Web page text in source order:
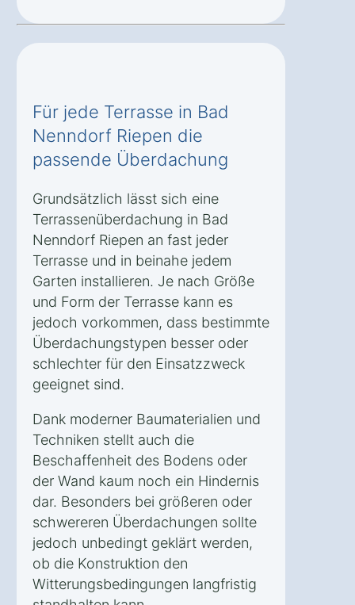
Für jede Terrasse in Bad
Nenndorf Riepen die
passende Überdachung
Grundsätzlich lässt sich eine
Terrassenüberdachung in Bad
Nenndorf Riepen an fast jeder
Terrasse und in beinahe jedem
Garten installieren. Je nach Größe
und Form der Terrasse kann es
jedoch vorkommen, dass bestimmte
Überdachungstypen besser oder
schlechter für den Einsatzzweck
geeignet sind.
Dank moderner Baumaterialien und
Techniken stellt auch die
Beschaffenheit des Bodens oder
der Wand kaum noch ein Hindernis
dar. Besonders bei größeren oder
schwereren Überdachungen sollte
jedoch unbedingt geklärt werden,
ob die Konstruktion den
Witterungsbedingungen langfristig